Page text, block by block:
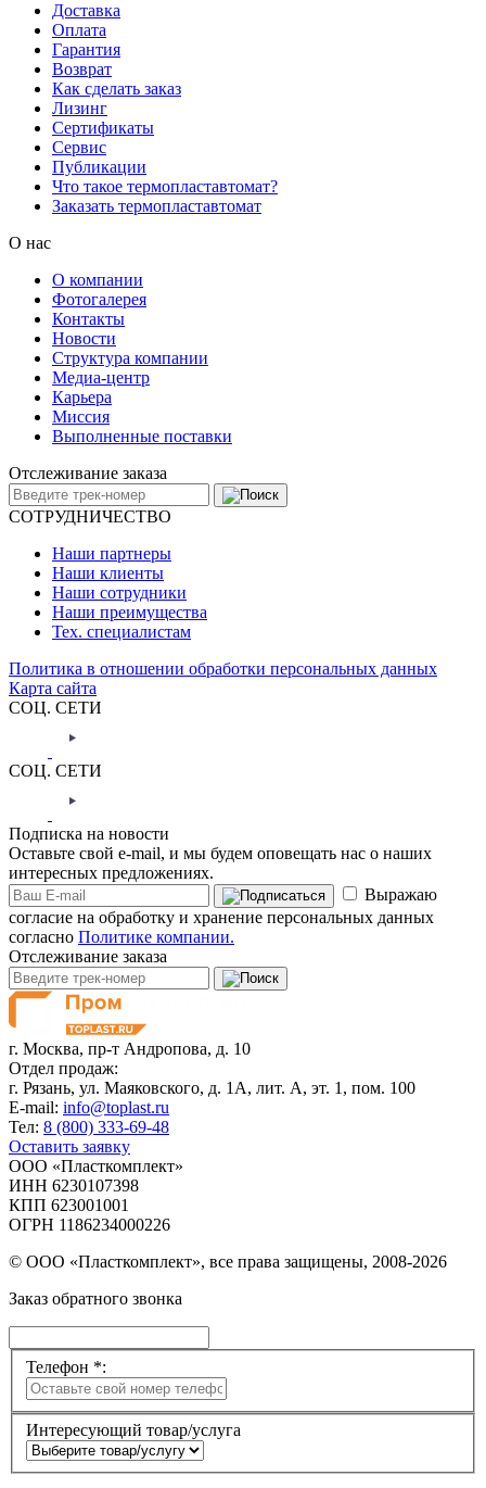
Доставка
Оплата
Гарантия
Возврат
Как сделать заказ
Лизинг
Сертификаты
Сервис
Публикации
Что такое термопластавтомат?
Заказать термопластавтомат
О нас
О компании
Фотогалерея
Контакты
Новости
Структура компании
Медиа-центр
Карьера
Миссия
Выполненные поставки
Отслеживание заказа
СОТРУДНИЧЕСТВО
Наши партнеры
Наши клиенты
Наши сотрудники
Наши преимущества
Тех. специалистам
Политика в отношении обработки персональных данных
Карта сайта
СОЦ. СЕТИ
СОЦ. СЕТИ
Подписка на новости
Оставьте свой e-mail, и мы будем оповещать нас о наших
интересных предложениях.
Выражаю
согласие на обработку и хранение персональных данных
согласно Политике компании.
Отслеживание заказа
г. Москва, пр-т Андропова, д. 10
Отдел продаж:
г. Рязань, ул. Маяковского, д. 1А, лит. А, эт. 1, пом. 100
E-mail: info@toplast.ru
Тел: 8 (800) 333-69-48
Оставить заявку
ООО «Пласткомплект»
ИНН 6230107398
КПП 623001001
ОГРН 1186234000226
© ООО «Пласткомплект», все права защищены, 2008-2026
Заказ обратного звонка
Телефон *:
Интересующий товар/услуга